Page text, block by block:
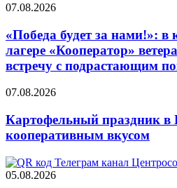
07.08.2026
«Победа будет за нами!»: в
лагере «Кооператор»
встречу с подрастающим
07.08.2026
Картофельный праздник в
кооперативным вкусом
05.08.2026